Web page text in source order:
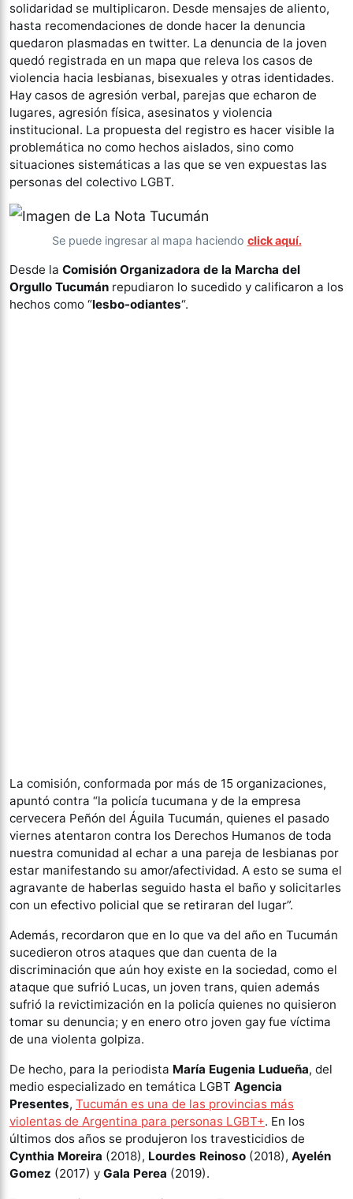
solidaridad se multiplicaron. Desde mensajes de aliento,
hasta recomendaciones de donde hacer la denuncia
quedaron plasmadas en twitter. La denuncia de la joven
quedó registrada en un mapa que releva los casos de
violencia hacia lesbianas, bisexuales y otras identidades.
Hay casos de agresión verbal, parejas que echaron de
lugares, agresión física, asesinatos y violencia
institucional. La propuesta del registro es hacer visible la
problemática no como hechos aislados, sino como
situaciones sistemáticas a las que se ven expuestas las
personas del colectivo LGBT.
Se puede ingresar al mapa haciendo click aquí.
Desde la Comisión Organizadora de la Marcha del
Orgullo Tucumán repudiaron lo sucedido y calificaron a los
hechos como “lesbo-odiantes“.
La comisión, conformada por más de 15 organizaciones,
apuntó contra “la policía tucumana y de la empresa
cervecera Peñón del Águila Tucumán, quienes el pasado
viernes atentaron contra los Derechos Humanos de toda
nuestra comunidad al echar a una pareja de lesbianas por
estar manifestando su amor/afectividad. A esto se suma el
agravante de haberlas seguido hasta el baño y solicitarles
con un efectivo policial que se retiraran del lugar”.
Además, recordaron que en lo que va del año en Tucumán
sucedieron otros ataques que dan cuenta de la
discriminación que aún hoy existe en la sociedad, como el
ataque que sufrió Lucas, un joven trans, quien además
sufrió la revictimización en la policía quienes no quisieron
tomar su denuncia; y en enero otro joven gay fue víctima
de una violenta golpiza.
De hecho, para la periodista María Eugenia Ludueña, del
medio especializado en temática LGBT Agencia
Presentes, Tucumán es una de las provincias más
violentas de Argentina para personas LGBT+. En los
últimos dos años se produjeron los travesticidios de
Cynthia Moreira (2018), Lourdes Reinoso (2018), Ayelén
Gomez (2017) y Gala Perea (2019).